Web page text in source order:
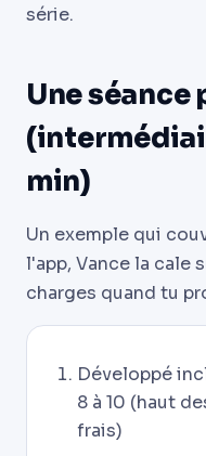
série.
Une
min)
Un exemple qui
l'app, Vance la cale
charges quand tu
Développé
8 à 10 (haut
frais)